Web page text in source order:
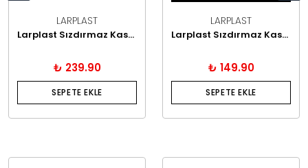
LARPLAST
Larplast Sızdırmaz Kase 500 Gram 100'lü
₺ 239.90
SEPETE EKLE
LARPLAST
Larplast Sızdırmaz Kase 250 Gram 100'lü
₺ 149.90
SEPETE EKLE